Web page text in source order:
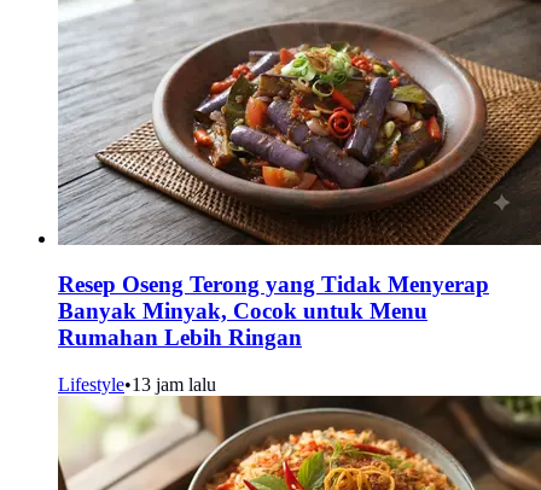
Resep Oseng Terong yang Tidak Menyerap
Banyak Minyak, Cocok untuk Menu
Rumahan Lebih Ringan
Lifestyle•13 jam lalu